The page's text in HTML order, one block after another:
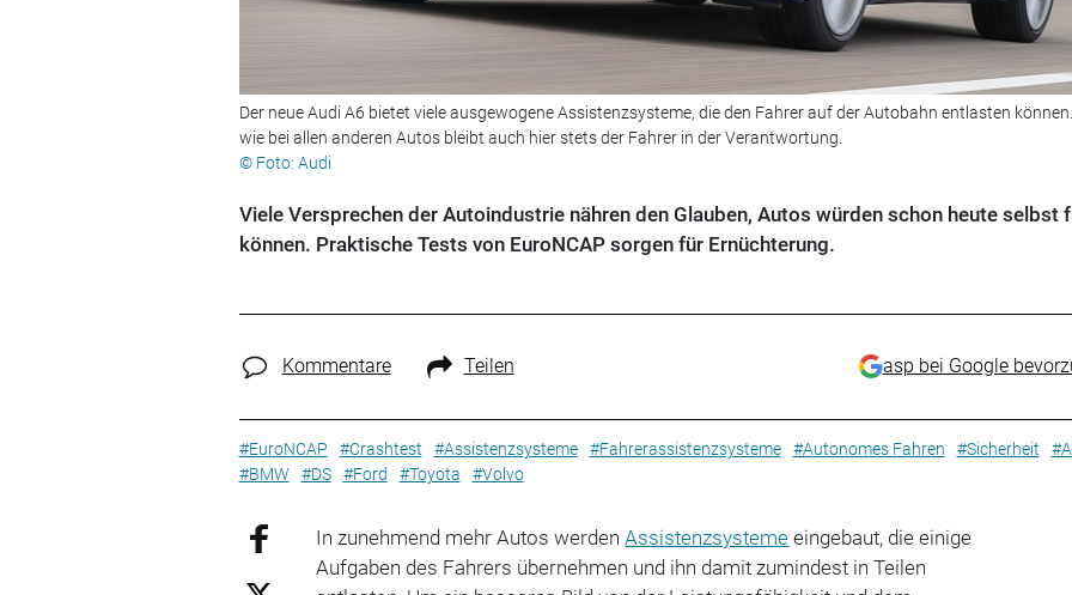
Der neue Audi A6 bietet viele ausgewogene Assistenzsysteme, die den Fahrer auf der Autobahn entlasten
wie bei allen anderen Autos bleibt auch hier stets der Fahrer in der Verantwortung.
© Foto: Audi
Viele Versprechen der Autoindustrie nähren den Glauben, Autos würden schon heute selbst
können. Praktische Tests von EuroNCAP sorgen für Ernüchterung.
Kommentare Teilen asp bei Google
#EuroNCAP #Crashtest #Assistenzsysteme #Fahrerassistenzsysteme #Autonomes Fahren #Sicherheit
#BMW
#DS #Ford #Toyota #Volvo
In zunehmend mehr Autos werdenAssistenzsysteme eingebaut, die einige
Aufgaben des Fahrers übernehmen und ihn damit zumindest in Teilen